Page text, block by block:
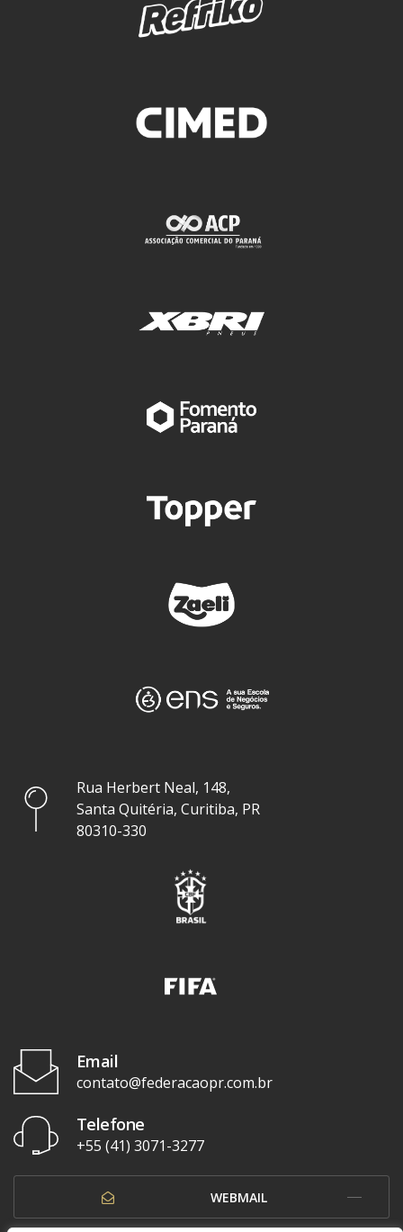
Rua Herbert Neal, 148,
Santa Quitéria, Curitiba, PR
80310-330
Email
contato@federacaopr.com.br
Telefone
+55 (41) 3071-3277
WEBMAIL